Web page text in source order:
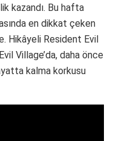
kazandı. Bu hafta
en dikkat çeken
Hikâyeli Resident Evil
Village’da, daha önce
kalma korkusu